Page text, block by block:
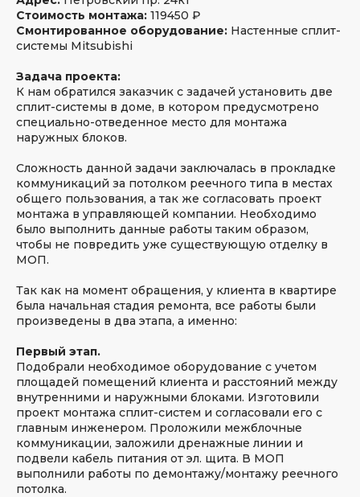
Стоимость монтажа: 119450 ₽
Смонтированное оборудование: Настенные сплит-
системы Mitsubishi
Задача проекта:
К нам обратился заказчик с задачей установить две
сплит-системы в доме, в котором предусмотрено
специально-отведенное место для монтажа
наружных блоков.
Сложность данной задачи заключалась в прокладке
коммуникаций за потолком реечного типа в местах
общего пользования, а так же согласовать проект
монтажа в управляющей компании. Необходимо
было выполнить данные работы таким образом,
чтобы не повредить уже существующую отделку в
МОП.
Так как на момент обращения, у клиента в квартире
была начальная стадия ремонта, все работы были
произведены в два этапа, а именно:
Первый этап.
Подобрали необходимое оборудование с учетом
площадей помещений клиента и расстояний между
внутренними и наружными блоками. Изготовили
проект монтажа сплит-систем и согласовали его с
главным инженером. Проложили межблочные
коммуникации, заложили дренажные линии и
подвели кабель питания от эл. щита. В МОП
выполнили работы по демонтажу/монтажу реечного
потолка.
304
оценки
45+
оценок
634
оценки
5
4.8
Мы получили более 950 отзывов
на независимых отзовиках
5
Сделайте всего
3 фотографии
и получите расчет